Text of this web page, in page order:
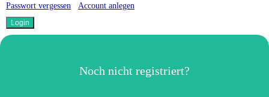
Passwort vergessen
Account anlegen
Noch nicht registriert?